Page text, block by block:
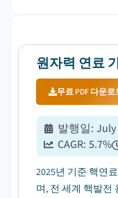
원자력 연료
무료 PDF 다운로
발행일: July
CAGR: 5.7%
2025년 기준 핵연
며, 전 세계 핵발전